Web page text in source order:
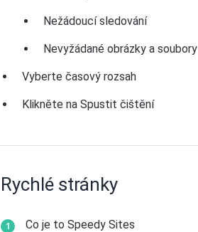
Nežádoucí sledování
Nevyžádané obrázky a soubory
Vyberte časový rozsah
Klikněte na Spustit čištění
Rychlé stránky
Co je to Speedy Sites